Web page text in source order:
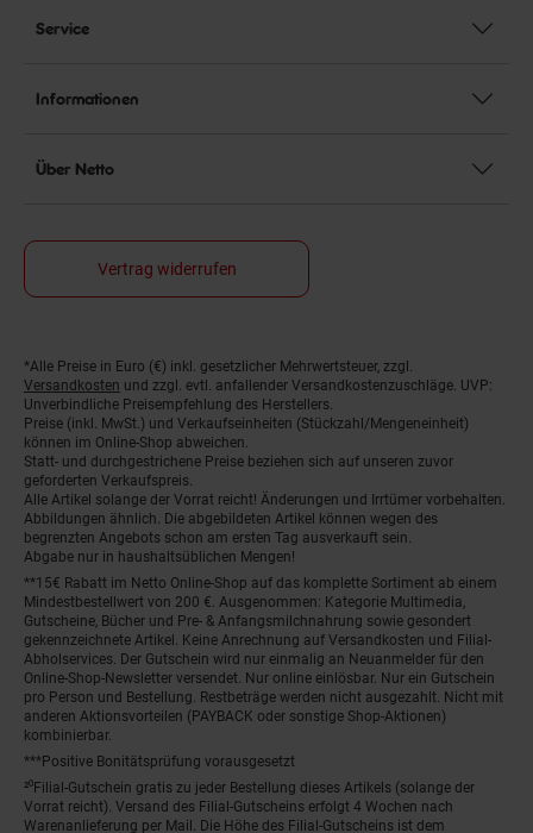
Service
Informationen
Über Netto
Vertrag widerrufen
Fußnoten
*Alle Preise in Euro (€) inkl. gesetzlicher Mehrwertsteuer, zzgl.
Versandkosten und zzgl. evtl. anfallender Versandkostenzuschläge. UVP:
Unverbindliche Preisempfehlung des Herstellers.
Preise (inkl. MwSt.) und Verkaufseinheiten (Stückzahl/Mengeneinheit)
können im Online-Shop abweichen.
Statt- und durchgestrichene Preise beziehen sich auf unseren zuvor
geforderten Verkaufspreis.
Alle Artikel solange der Vorrat reicht! Änderungen und Irrtümer vorbehalten.
Abbildungen ähnlich. Die abgebildeten Artikel können wegen des
begrenzten Angebots schon am ersten Tag ausverkauft sein.
Abgabe nur in haushaltsüblichen Mengen!
**15€ Rabatt im Netto Online-Shop auf das komplette Sortiment ab einem
Mindestbestellwert von 200 €. Ausgenommen: Kategorie Multimedia,
Gutscheine, Bücher und Pre- & Anfangsmilchnahrung sowie gesondert
gekennzeichnete Artikel. Keine Anrechnung auf Versandkosten und Filial-
Abholservices. Der Gutschein wird nur einmalig an Neuanmelder für den
Online-Shop-Newsletter versendet. Nur online einlösbar. Nur ein Gutschein
pro Person und Bestellung. Restbeträge werden nicht ausgezahlt. Nicht mit
anderen Aktionsvorteilen (PAYBACK oder sonstige Shop-Aktionen)
kombinierbar.
***Positive Bonitätsprüfung vorausgesetzt
²⁰Filial-Gutschein gratis zu jeder Bestellung dieses Artikels (solange der
Vorrat reicht). Versand des Filial-Gutscheins erfolgt 4 Wochen nach
Warenanlieferung per Mail. Die Höhe des Filial-Gutscheins ist dem